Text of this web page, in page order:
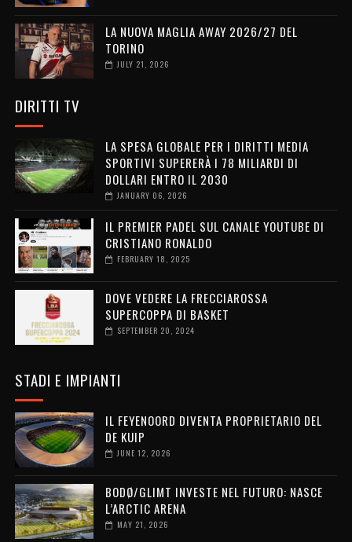
LA NUOVA MAGLIA AWAY 2026/27 DEL
TORINO
JULY 21, 2026
DIRITTI TV
LA SPESA GLOBALE PER I DIRITTI MEDIA
SPORTIVI SUPERERÀ I 78 MILIARDI DI
DOLLARI ENTRO IL 2030
JANUARY 06, 2026
IL PREMIER PADEL SUL CANALE YOUTUBE DI
CRISTIANO RONALDO
FEBRUARY 18, 2025
DOVE VEDERE LA FRECCIAROSSA
SUPERCOPPA DI BASKET
SEPTEMBER 20, 2024
STADI E IMPIANTI
IL FEYENOORD DIVENTA PROPRIETARIO DEL
DE KUIP
JUNE 12, 2026
BODØ/GLIMT INVESTE NEL FUTURO: NASCE
L’ARCTIC ARENA
MAY 21, 2026